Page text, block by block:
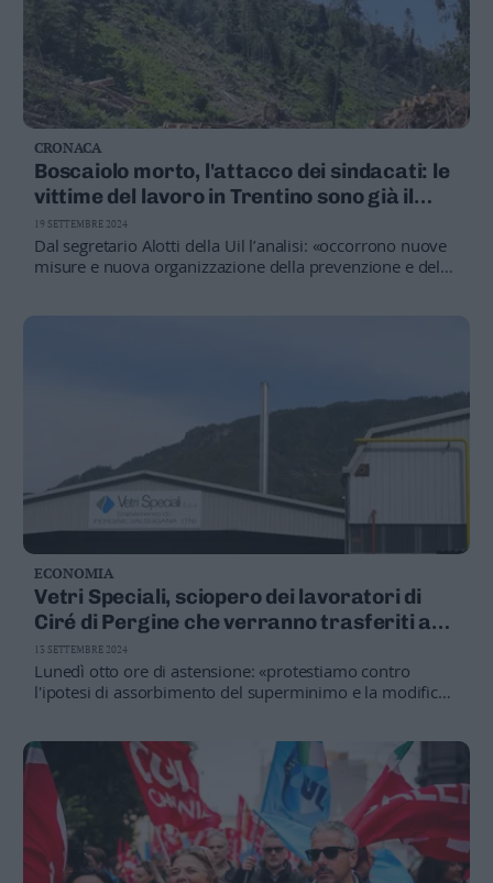
CRONACA
Boscaiolo morto, l'attacco dei sindacati: le
vittime del lavoro in Trentino sono già il
doppio del 2023
Dal segretario Alotti della Uil l’analisi: «occorrono nuove
misure e nuova organizzazione della prevenzione e del
19 SETTEMBRE 2024
ECONOMIA
Vetri Speciali, sciopero dei lavoratori di
Ciré di Pergine che verranno trasferiti a
Trento Nord
Lunedì otto ore di astensione: «protestiamo contro
l'ipotesi di assorbimento del superminimo e la modifica
13 SETTEMBRE 2024